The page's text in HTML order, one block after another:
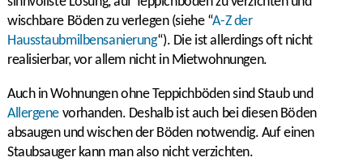
wischbare Böden zu verlegen (siehe “A-Z der
Hausstaubmilbensanierung“). Die ist allerdings oft nicht
realisierbar, vor allem nicht in Mietwohnungen.
Auch in Wohnungen ohne Teppichböden sind Staub und
Allergene vorhanden. Deshalb ist auch bei diesen Böden
absaugen und wischen der Böden notwendig. Auf einen
Staubsauger kann man also nicht verzichten.